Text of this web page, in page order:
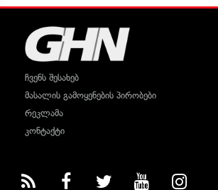
ჩვენს შესახებ
მასალის გამოყენების პირობები
რეკლამა
კონტაქტი